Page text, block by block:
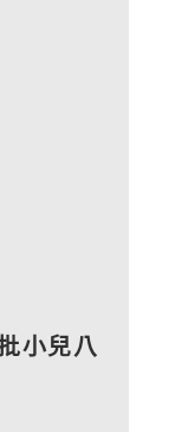
小兒八